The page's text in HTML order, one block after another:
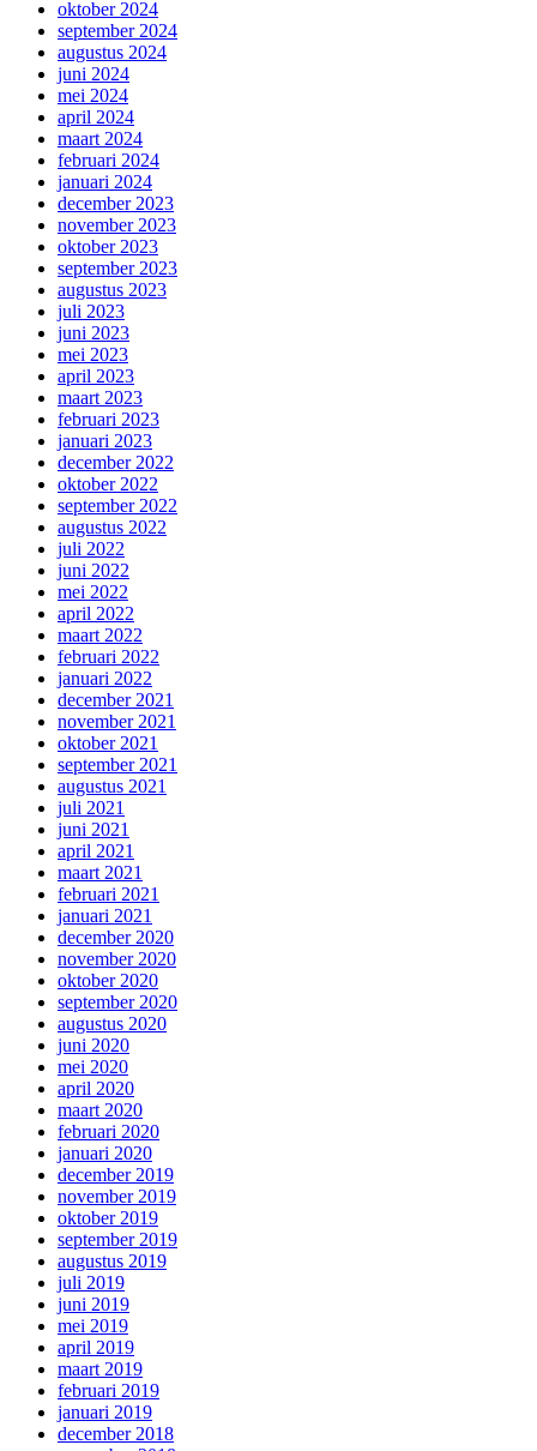
oktober 2024
september 2024
augustus 2024
juni 2024
mei 2024
april 2024
maart 2024
februari 2024
januari 2024
december 2023
november 2023
oktober 2023
september 2023
augustus 2023
juli 2023
juni 2023
mei 2023
april 2023
maart 2023
februari 2023
januari 2023
december 2022
oktober 2022
september 2022
augustus 2022
juli 2022
juni 2022
mei 2022
april 2022
maart 2022
februari 2022
januari 2022
december 2021
november 2021
oktober 2021
september 2021
augustus 2021
juli 2021
juni 2021
april 2021
maart 2021
februari 2021
januari 2021
december 2020
november 2020
oktober 2020
september 2020
augustus 2020
juni 2020
mei 2020
april 2020
maart 2020
februari 2020
januari 2020
december 2019
november 2019
oktober 2019
september 2019
augustus 2019
juli 2019
juni 2019
mei 2019
april 2019
maart 2019
februari 2019
januari 2019
december 2018